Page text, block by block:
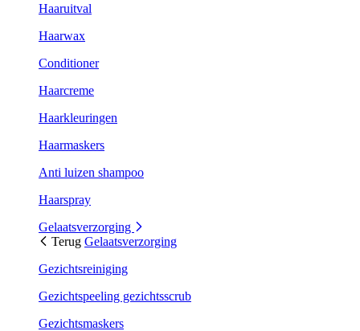
Haaruitval
Haarwax
Conditioner
Haarcreme
Haarkleuringen
Haarmaskers
Anti luizen shampoo
Haarspray
Gelaatsverzorging
Terug Gelaatsverzorging
Gezichtsreiniging
Gezichtspeeling gezichtsscrub
Gezichtsmaskers